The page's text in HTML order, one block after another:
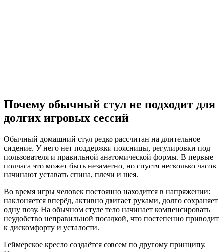
Почему обычный стул не подходит для
долгих игровых сессий
Обычный домашний стул редко рассчитан на длительное
сидение. У него нет поддержки поясницы, регулировки под
пользователя и правильной анатомической формы. В первые
полчаса это может быть незаметно, но спустя несколько часов
начинают уставать спина, плечи и шея.
Во время игры человек постоянно находится в напряжении:
наклоняется вперёд, активно двигает руками, долго сохраняет
одну позу. На обычном стуле тело начинает компенсировать
неудобство неправильной посадкой, что постепенно приводит
к дискомфорту и усталости.
Геймерское кресло создаётся совсем по другому принципу.